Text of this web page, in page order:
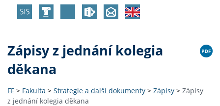
Zápisy z jednání kolegia
děkana
FF > Fakulta > Strategie a další dokumenty > Zápisy > Zápisy
z jednání kolegia děkana